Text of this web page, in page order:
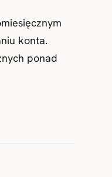
konta.
ponad